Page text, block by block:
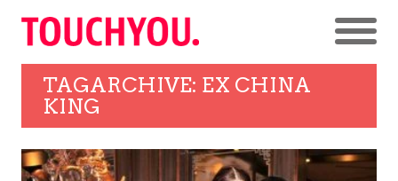
TAGARCHIVE: EX CHINA
KING